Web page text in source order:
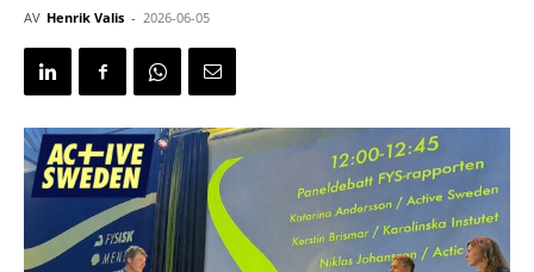
AV Henrik Valis - 2026-06-05